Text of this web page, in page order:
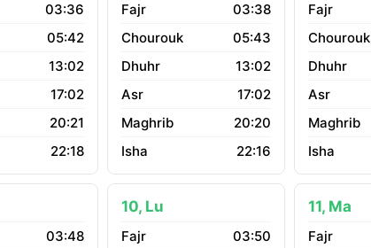
03:36
05:42
13:02
17:02
20:21
22:18
03:38
05:43
13:02
17:02
20:20
22:16
03:48
10, Lu
03:50
11, Ma